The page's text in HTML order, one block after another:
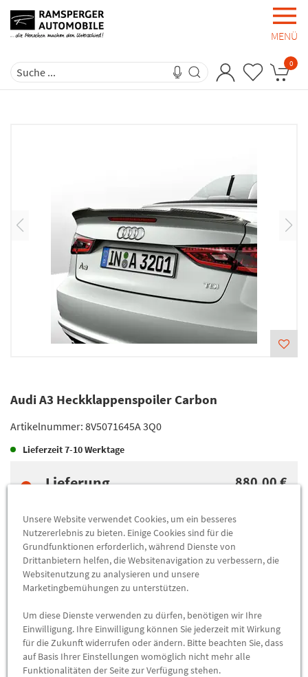
MENÜ
0
Audi A3 Heckklappenspoiler Carbon
Artikelnummer: 8V5071645A 3Q0
Lieferzeit7-10 Werktage
Lieferung
Versandkostenfrei
880,00 €
Abholung
Preis inkl.19%MwSt.
Abholbar andiesen Standorten
880,00 €
-
ZUM WARENKORB HINZUFÜGEN
Unsere Website verwendet Cookies, um ein besseres
Nutzererlebnis zu bieten. Einige Cookies sind für die
Grundfunktionen erforderlich, während Dienste von
Drittanbietern helfen, die Websitenavigation zu verbessern, die
Websitenutzung zu analysieren und unsere
Marketingbemühungen zu unterstützen.
Um diese Dienste verwenden zu dürfen, benötigen wir Ihre
Einwilligung. Ihre Einwilligung können Sie jederzeit mit Wirkung
für die Zukunft widerrufen oder ändern. Bitte beachten Sie, dass
auf Basis Ihrer Einstellungen womöglich nicht mehr alle
Funktionalitäten der Seite zur Verfügung stehen.